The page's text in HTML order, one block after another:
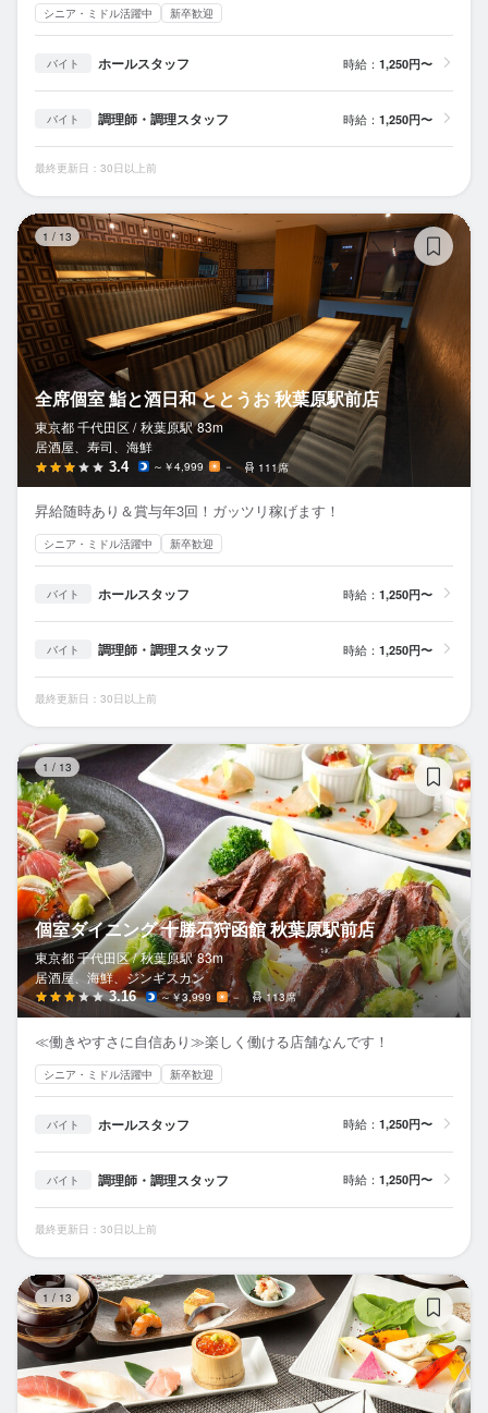
シニア・ミドル活躍中 新卒歓迎
バイト ホールスタッフ 時給： 1,250円〜
バイト 調理師・調理スタッフ 時給： 1,250円〜
最終更新日：30日以上前
1 / 13
全席個室 鮨と酒日和 ととうお 秋葉原駅前店
東京都 千代田区 / 秋葉原駅 83m
居酒屋、寿司、海鮮
3.4 ～￥4,999 － 111席
昇給随時あり＆賞与年3回！ガッツリ稼げます！
シニア・ミドル活躍中 新卒歓迎
バイト ホールスタッフ 時給： 1,250円〜
バイト 調理師・調理スタッフ 時給： 1,250円〜
最終更新日：30日以上前
1 / 13
個室ダイニング 十勝石狩函館 秋葉原駅前店
東京都 千代田区 / 秋葉原駅 83m
居酒屋、海鮮、ジンギスカン
3.16 ～￥3,999 － 113席
≪働きやすさに自信あり≫楽しく働ける店舗なんです！
シニア・ミドル活躍中 新卒歓迎
バイト ホールスタッフ 時給： 1,250円〜
バイト 調理師・調理スタッフ 時給： 1,250円〜
最終更新日：30日以上前
1 / 13